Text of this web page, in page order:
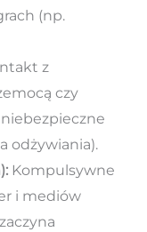
(np.
z
czy
odżywiania).
Kompulsywne
i mediów